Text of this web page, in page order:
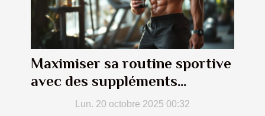
Maximiser sa routine sportive
avec des suppléments
naturelsLun. 20 octobre 2025 00:32